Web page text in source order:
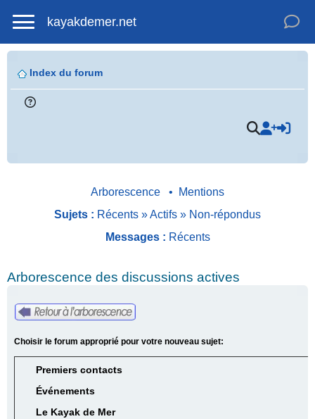
kayakdemer.net
Index du forum
Arborescence •
Mentions
Sujets : Récents »Actifs » Non-répondus
Messages : Récents
Arborescence des discussions actives
Choisir le forum approprié pour votre nouveau sujet:
Premiers contacts
Événements
Le Kayak de Mer